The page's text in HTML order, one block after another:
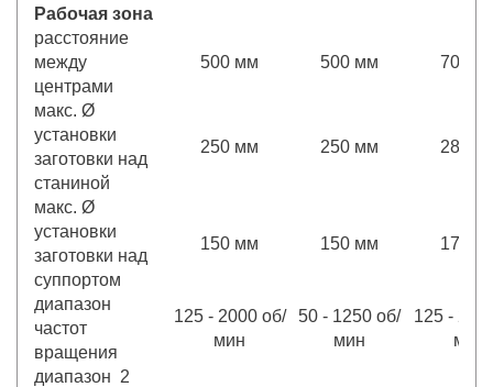
Рабочая зона
расстояние
между
центрами
500 мм 500 мм 700
макс. Ø
установки
заготовки над
станиной
250 мм 250 мм 280
макс. Ø
установки
заготовки над
суппортом
150 мм 150 мм 170
диапазон
частот
вращения
125 - 2000 об/
мин
50 - 1250 об/
мин
125 -
мин
диапазон 2